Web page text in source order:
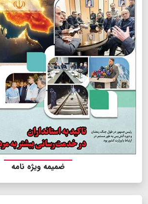
ضمیمه ویژه نامه